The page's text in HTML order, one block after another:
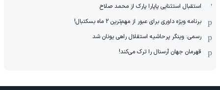
استقبال استثنایی پاپارا پارک از محمد صلاح
برنامه ویژه داوری برای عبور از مهم‌ترین 2 ماه بسکتبال!
رسمی: وینگر پرحاشیه استقلال راهی یونان شد
قهرمان جهان آرسنال را ترک می‌کند!